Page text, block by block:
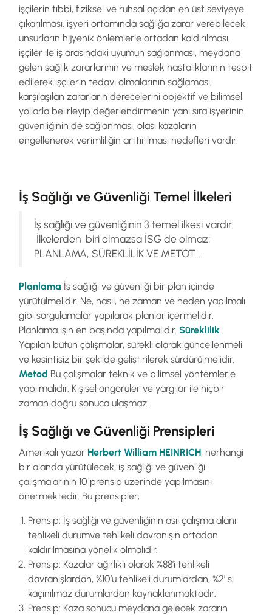
işçilerin tıbbi, fiziksel ve ruhsal açıdan en üst seviyeye
çıkarılması, işyeri ortamında sağlığa zarar verebilecek
unsurların hijyenik önlemlerle ortadan kaldırılması,
işçiler ile iş arasındaki uyumun sağlanması, meydana
gelen sağlık zararlarının ve meslek hastalıklarının tespit
edilerek işçilerin tedavi olmalarının sağlaması,
karşılaşılan zararların derecelerini objektif ve bilimsel
yollarla belirleyip değerlendirmenin yanı sıra işyerinin
güvenliğinin de sağlanması, olası kazaların
engellenerek verimliliğin arttırılması hedefleri vardır.
İş Sağlığı ve Güvenliği Temel İlkeleri
İş sağlığı ve güvenliğinin 3 temel ilkesi vardır.
İlkelerden biri olmazsa İSG de olmaz;
PLANLAMA, SÜREKLİLİK VE METOT…
Planlama İş sağlığı ve güvenliği bir plan içinde
yürütülmelidir. Ne, nasıl, ne zaman ve neden yapılmalı
gibi sorgulamalar yapılarak planlar içermelidir.
Planlama işin en başında yapılmalıdır. Süreklilik
Yapılan bütün çalışmalar, sürekli olarak güncellenmeli
ve kesintisiz bir şekilde geliştirilerek sürdürülmelidir.
Metod Bu çalışmalar teknik ve bilimsel yöntemlerle
yapılmalıdır. Kişisel öngörüler ve yargılar ile hiçbir
zaman doğru sonuca ulaşmaz.
İş Sağlığı ve Güvenliği Prensipleri
Amerikalı yazar Herbert William HEINRICH; herhangi
bir alanda yürütülecek, iş sağlığı ve güvenliği
çalışmalarının 10 prensip üzerinde yapılmasını
önermektedir. Bu prensipler;
Prensip: İş sağlığı ve güvenliğinin asıl çalışma alanı
tehlikeli durumve tehlikeli davranışın ortadan
kaldırılmasına yönelik olmalıdır.
Prensip: Kazalar ağırlıklı olarak %88’i tehlikeli
davranışlardan, %10’u tehlikeli durumlardan, %2′ si
kaçınılmaz durumlardan kaynaklanmaktadır.
Prensip: Kaza sonucu meydana gelecek zararın